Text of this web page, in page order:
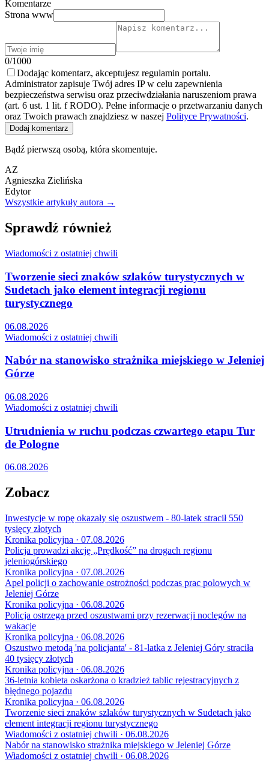
Komentarze
Strona www
0/1000
Dodając komentarz, akceptujesz regulamin portalu.
Administrator zapisuje Twój adres IP w celu zapewnienia
bezpieczeństwa serwisu oraz przeciwdziałania naruszeniom prawa
(art. 6 ust. 1 lit. f RODO). Pełne informacje o przetwarzaniu danych
oraz Twoich prawach znajdziesz w naszej Polityce Prywatności.
Dodaj komentarz
Bądź pierwszą osobą, która skomentuje.
AZ
Agnieszka Zielińska
Edytor
Wszystkie artykuły autora →
Sprawdź również
Wiadomości z ostatniej chwili
Tworzenie sieci znaków szlaków turystycznych w
Sudetach jako element integracji regionu
turystycznego
06.08.2026
Wiadomości z ostatniej chwili
Nabór na stanowisko strażnika miejskiego w Jeleniej
Górze
06.08.2026
Wiadomości z ostatniej chwili
Utrudnienia w ruchu podczas czwartego etapu Tur
de Pologne
06.08.2026
Zobacz
Inwestycje w ropę okazały się oszustwem - 80-latek stracił 550
tysięcy złotych
Kronika policyjna · 07.08.2026
Policja prowadzi akcję „Prędkość” na drogach regionu
jeleniogórskiego
Kronika policyjna · 07.08.2026
Apel policji o zachowanie ostrożności podczas prac polowych w
Jeleniej Górze
Kronika policyjna · 06.08.2026
Policja ostrzega przed oszustwami przy rezerwacji noclegów na
wakacje
Kronika policyjna · 06.08.2026
Oszustwo metodą 'na policjanta' - 81-latka z Jeleniej Góry straciła
40 tysięcy złotych
Kronika policyjna · 06.08.2026
36-letnia kobieta oskarżona o kradzież tablic rejestracyjnych z
błędnego pojazdu
Kronika policyjna · 06.08.2026
Tworzenie sieci znaków szlaków turystycznych w Sudetach jako
element integracji regionu turystycznego
Wiadomości z ostatniej chwili · 06.08.2026
Nabór na stanowisko strażnika miejskiego w Jeleniej Górze
Wiadomości z ostatniej chwili · 06.08.2026